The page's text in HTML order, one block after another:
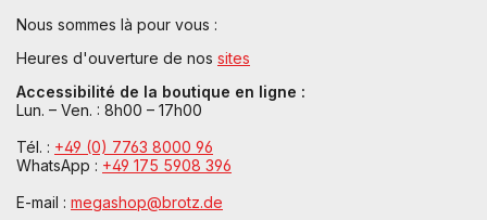
Nous sommes là pour vous :
Heures d'ouverture de nos sites
Accessibilité de la boutique en ligne :
Lun. – Ven. : 8h00 – 17h00
Tél. : +49 (0) 7763 8000 96
WhatsApp : +49 175 5908 396
E-mail : megashop@brotz.de